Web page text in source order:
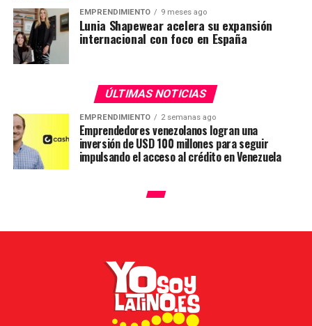
EMPRENDIMIENTO 9 meses ago
Lunia Shapewear acelera su expansión
internacional con foco en España
ÚLTIMAS NOTICIAS
EMPRENDIMIENTO 2 semanas ago
Emprendedores venezolanos logran una
inversión de USD 100 millones para seguir
impulsando el acceso al crédito en Venezuela